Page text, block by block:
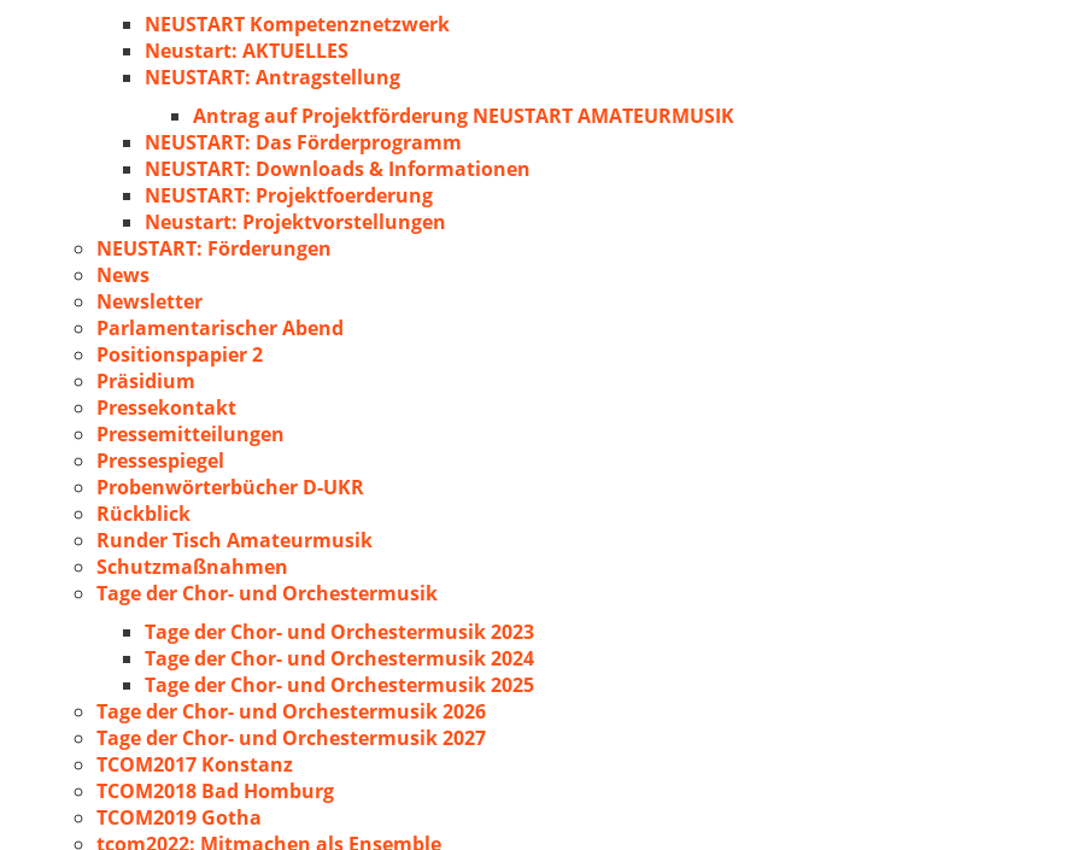
NEUSTART Kompetenznetzwerk
Neustart: AKTUELLES
NEUSTART: Antragstellung
Antrag auf Projektförderung NEUSTART AMATEURMUSIK
NEUSTART: Das Förderprogramm
NEUSTART: Downloads & Informationen
NEUSTART: Projektfoerderung
Neustart: Projektvorstellungen
NEUSTART: Förderungen
News
Newsletter
Parlamentarischer Abend
Positionspapier 2
Präsidium
Pressekontakt
Pressemitteilungen
Pressespiegel
Probenwörterbücher D-UKR
Rückblick
Runder Tisch Amateurmusik
Schutzmaßnahmen
Tage der Chor- und Orchestermusik
Tage der Chor- und Orchestermusik 2023
Tage der Chor- und Orchestermusik 2024
Tage der Chor- und Orchestermusik 2025
Tage der Chor- und Orchestermusik 2026
Tage der Chor- und Orchestermusik 2027
TCOM2017 Konstanz
TCOM2018 Bad Homburg
TCOM2019 Gotha
tcom2022: Mitmachen als Ensemble